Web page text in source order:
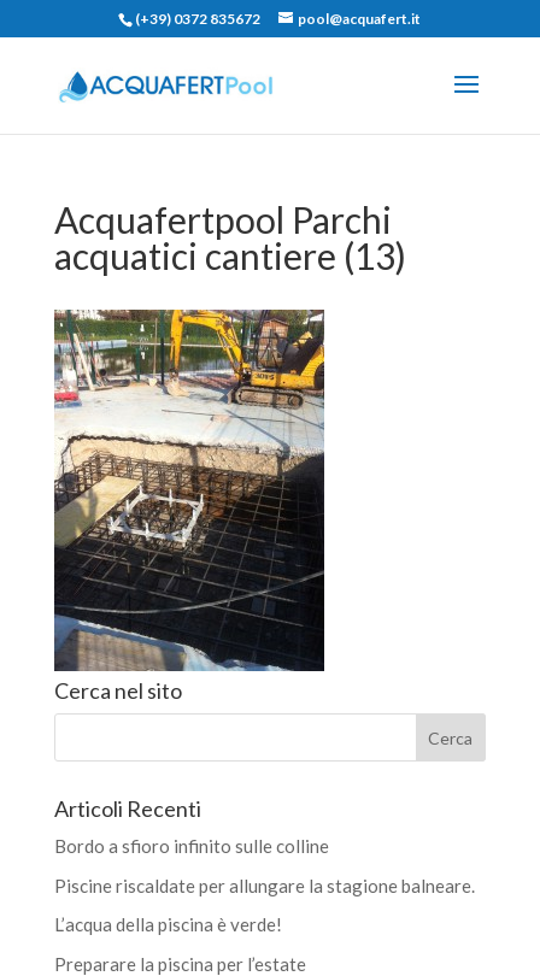
(+39) 0372 835672 pool@acquafert.it
Acquafertpool Parchi
acquatici cantiere (13)
Cerca nel sito
Articoli Recenti
Bordo a sfioro infinito sulle colline
Piscine riscaldate per allungare la stagione balneare.
L’acqua della piscina è verde!
Preparare la piscina per l’estate